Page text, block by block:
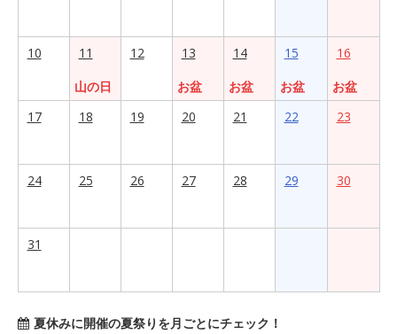
10
11
山の日
12
13
お盆
14
お盆
15
お盆
16
お盆
17
18 19 20 21 22 23
24 25 26 27 28 29 30
31
夏休みに開催の夏祭りを月ごとにチェック！